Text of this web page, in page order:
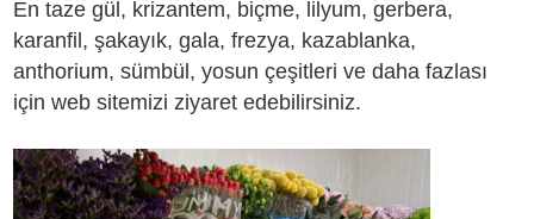
En taze gül, krizantem, biçme, lilyum, gerbera,
karanfil, şakayık, gala, frezya, kazablanka,
anthorium, sümbül, yosun çeşitleri ve daha fazlası
için web sitemizi ziyaret edebilirsiniz.